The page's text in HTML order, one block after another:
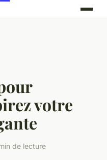
votre
de lecture